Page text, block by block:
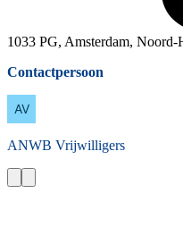
1033 PG, Amsterdam,
Contactpersoon
ANWB Vrijwilligers